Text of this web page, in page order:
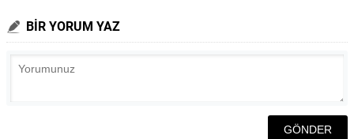
BİR YORUM YAZ